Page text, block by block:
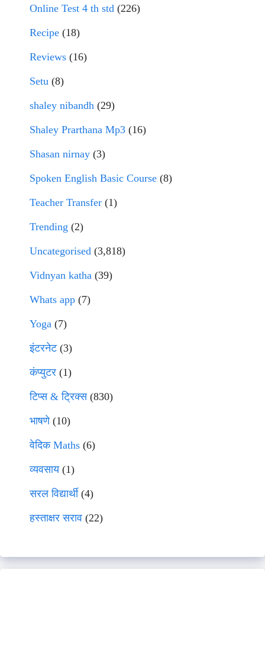
Online Test 4 th std (226)
Recipe (18)
Reviews (16)
Setu (8)
shaley nibandh (29)
Shaley Prarthana Mp3 (16)
Shasan nirnay (3)
Spoken English Basic Course (8)
Teacher Transfer (1)
Trending (2)
Uncategorised (3,818)
Vidnyan katha (39)
Whats app (7)
Yoga (7)
इंटरनेट(3)
कंप्युटर (1)
टिप्स & ट्रिक्स(830)
भाषणे(10)
वेदिक Maths (6)
व्यवसाय(1)
सरल विद्यार्थी(4)
हस्ताक्षर सराव (22)